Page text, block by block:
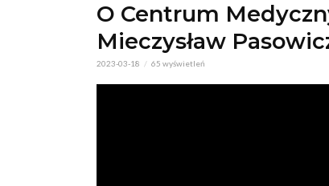
O Centrum
Mieczysław
2023-03-18 65 wyświetleń